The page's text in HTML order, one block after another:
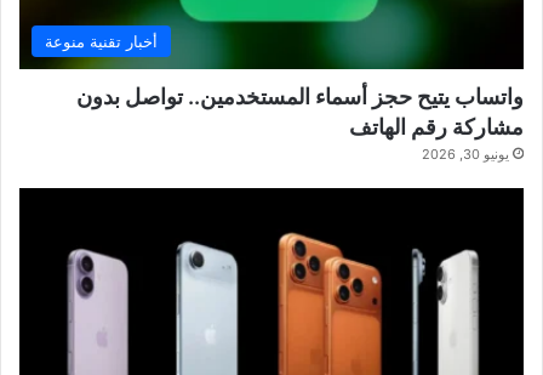
أخبار تقنية منوعة
واتساب يتيح حجز أسماء المستخدمين.. تواصل بدون
مشاركة رقم الهاتف
يونيو 30, 2026